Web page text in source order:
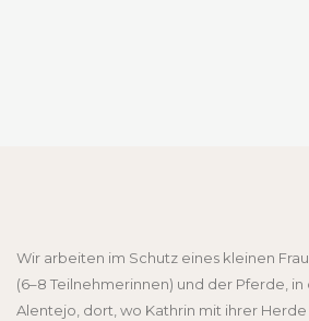
Wir arbeiten im Schutz eines kleinen
(6–8 Teilnehmerinnen) und der Pferde,
Alentejo, dort, wo Kathrin mit ihrer